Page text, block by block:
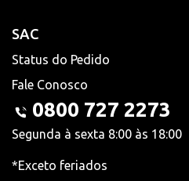
SAC
Status do Pedido
Fale Conosco
0800 727 2273
Segunda à sexta 8:00 às 18:00
*Exceto feriados